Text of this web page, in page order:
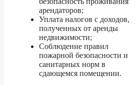
арендаторов;
Уплата налогов с доходов,
полученных от аренды
недвижимости;
Соблюдение правил
пожарной безопасности и
санитарных норм в
сдающемся помещении.